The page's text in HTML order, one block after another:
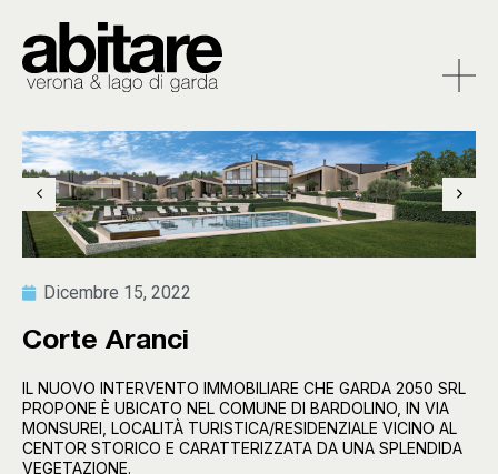
Dicembre 15, 2022
Corte Aranci
IL NUOVO INTERVENTO IMMOBILIARE CHE GARDA 2050 SRL
PROPONE È UBICATO NEL COMUNE DI BARDOLINO, IN VIA
MONSUREI, LOCALITÀ TURISTICA/RESIDENZIALE VICINO AL
CENTOR STORICO E CARATTERIZZATA DA UNA SPLENDIDA
VEGETAZIONE.